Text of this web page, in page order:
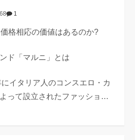
1
格相応の価値はあるのか?
ド「マルニ」とは
イタリア人のコンスエロ・カ
って設立されたファッショ…